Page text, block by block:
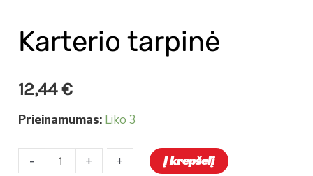
Karterio tarpinė
12,44€
Prieinamumas: Liko 3
-
- + + Į krepšelį